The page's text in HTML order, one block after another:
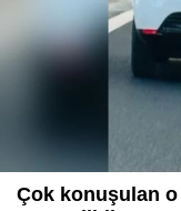
Çok konuşulan o